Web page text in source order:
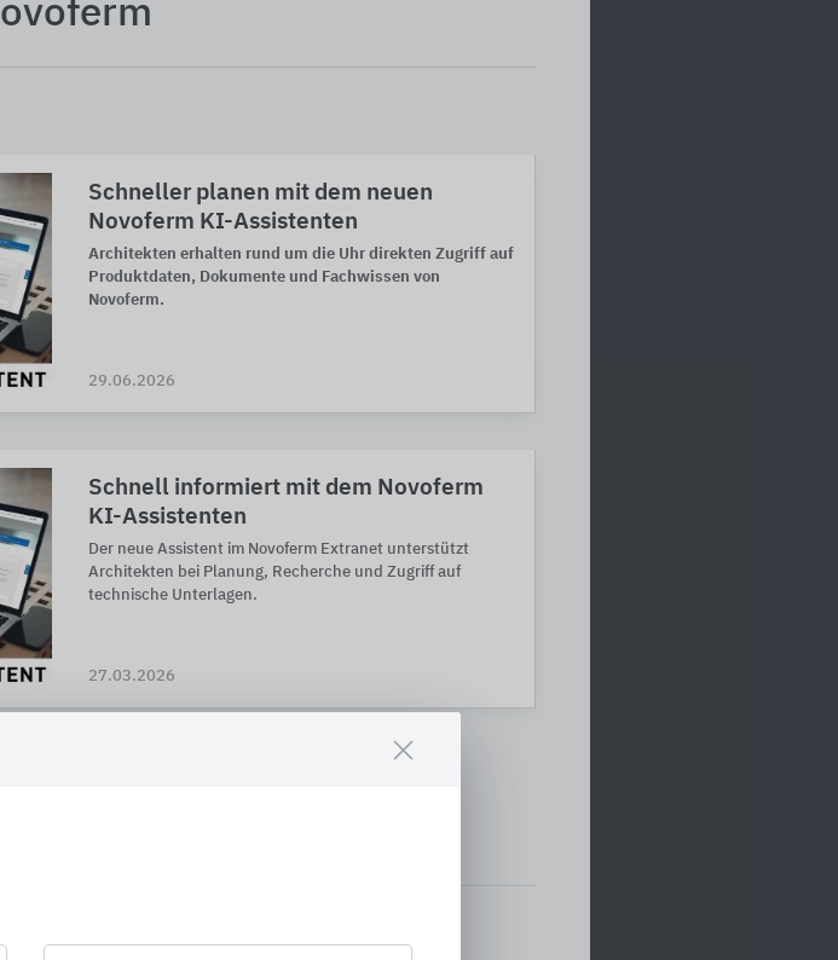
Schneller planen mit dem neuen
Novoferm KI-Assistenten
Architekten erhalten rund um die Uhr direkten Zugriff auf
Produktdaten, Dokumente und Fachwissen von
Novoferm.
29.06.2026
Schnell informiert mit dem Novoferm
KI-Assistenten
Der neue Assistent im Novoferm Extranet unterstützt
Architekten bei Planung, Recherche und Zugriff auf
technische Unterlagen.
27.03.2026
Novoferm